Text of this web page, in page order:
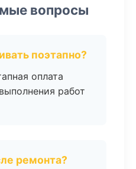
вопросы
поэтапно?
оплата
работ
ремонта?